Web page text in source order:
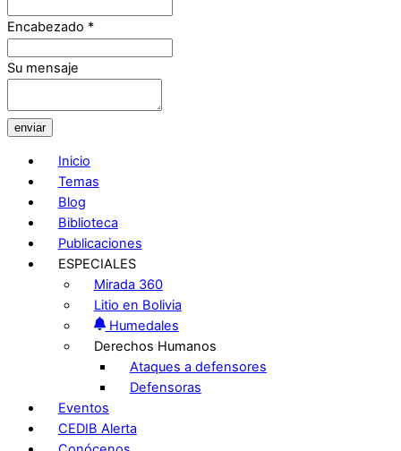
Encabezado *
Su mensaje
enviar
Inicio
Temas
Blog
Biblioteca
Publicaciones
ESPECIALES
Mirada 360
Litio en Bolivia
Humedales
Derechos Humanos
Ataques a defensores
Defensoras
Eventos
CEDIB Alerta